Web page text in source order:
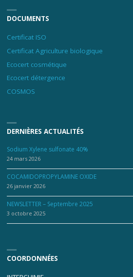
DOCUMENTS
Certificat ISO
Certificat Agriculture biologique
Ecocert cosmétique
Ecocert détergence
COSMOS
DERNIÈRES ACTUALITÉS
Sodium Xylene sulfonate 40%
24 mars 2026
COCAMIDOPROPYLAMINE OXIDE
26 janvier 2026
NEWSLETTER – Septembre 2025
3 octobre 2025
COORDONNÉES